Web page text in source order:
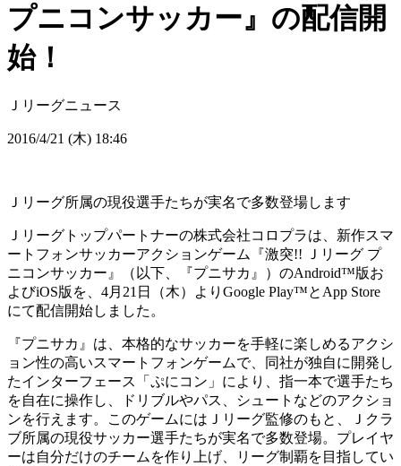
プニコンサッカー』の配信開
始！
Ｊリーグニュース
2016/4/21 (木) 18:46
Ｊリーグ所属の現役選手たちが実名で多数登場します
Ｊリーグトップパートナーの株式会社コロプラは、新作スマ
ートフォンサッカーアクションゲーム『激突!! Ｊリーグ プ
ニコンサッカー』（以下、『プニサカ』）のAndroid™版お
よびiOS版を、4月21日（木）よりGoogle Play™とApp Store
にて配信開始しました。
『プニサカ』は、本格的なサッカーを手軽に楽しめるアクシ
ョン性の高いスマートフォンゲームで、同社が独自に開発し
たインターフェース「ぷにコン」により、指一本で選手たち
を自在に操作し、ドリブルやパス、シュートなどのアクショ
ンを行えます。このゲームにはＪリーグ監修のもと、Ｊクラ
ブ所属の現役サッカー選手たちが実名で多数登場。プレイヤ
ーは自分だけのチームを作り上げ、リーグ制覇を目指してい